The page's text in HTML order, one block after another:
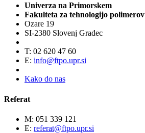
Univerza na Primorskem
Fakulteta za tehnologijo polimerov
Ozare 19
SI-2380 Slovenj Gradec
T: 02 620 47 60
E: info@ftpo.upr.si
Kako do nas
Referat
M: 051 339 121
E: referat@ftpo.upr.si